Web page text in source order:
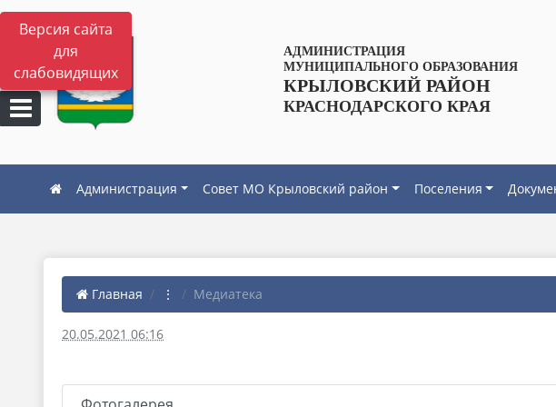
Версия сайта
для
слабовидящих
АДМИНИСТРАЦИЯ
МУНИЦИПАЛЬНОГО ОБРАЗОВАНИЯ
КРЫЛОВСКИЙ РАЙОН
КРАСНОДАРСКОГО КРАЯ
Администрация Совет МО Крыловский район Поселения
Главная ⋮ Медиатека
20.05.2021 06:16